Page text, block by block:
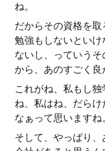
ね。
だからその資格を
勉強もしないとい
ないし、っていう
から、あのすごく良
これがね、私もし
ね、私はね、だら
なぁって思いますね
そして、やっぱり